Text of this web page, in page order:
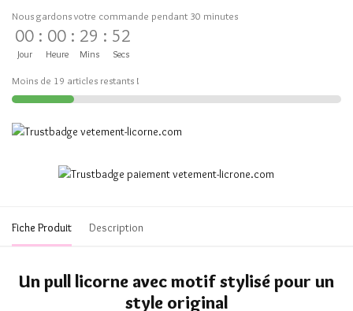
Nous gardons votre commande pendant 30 minutes
00
Jour
: 00
Heure
: 29
Mins
: 51
Secs
Moins de 19 articles restants !
Fiche Produit Description
Un pull licorne avec motif stylisé pour un
style original